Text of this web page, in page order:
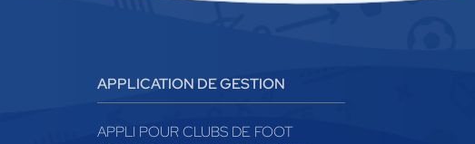
APPLICATION DE GESTION
APPLI POUR CLUBS DE FOOT